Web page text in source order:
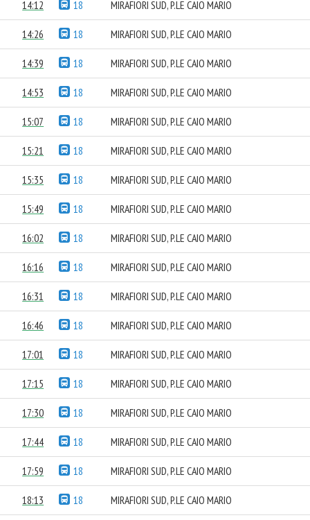
14:12 18 MIRAFIORI SUD, P.LE CAIO MARIO
14:26 18 MIRAFIORI SUD, P.LE CAIO MARIO
14:39 18 MIRAFIORI SUD, P.LE CAIO MARIO
14:53 18 MIRAFIORI SUD, P.LE CAIO MARIO
15:07 18 MIRAFIORI SUD, P.LE CAIO MARIO
15:21 18 MIRAFIORI SUD, P.LE CAIO MARIO
15:35 18 MIRAFIORI SUD, P.LE CAIO MARIO
15:49 18 MIRAFIORI SUD, P.LE CAIO MARIO
16:02 18 MIRAFIORI SUD, P.LE CAIO MARIO
16:16 18 MIRAFIORI SUD, P.LE CAIO MARIO
16:31 18 MIRAFIORI SUD, P.LE CAIO MARIO
16:46 18 MIRAFIORI SUD, P.LE CAIO MARIO
17:01 18 MIRAFIORI SUD, P.LE CAIO MARIO
17:15 18 MIRAFIORI SUD, P.LE CAIO MARIO
17:30 18 MIRAFIORI SUD, P.LE CAIO MARIO
17:44 18 MIRAFIORI SUD, P.LE CAIO MARIO
17:59 18 MIRAFIORI SUD, P.LE CAIO MARIO
18:13 18 MIRAFIORI SUD, P.LE CAIO MARIO